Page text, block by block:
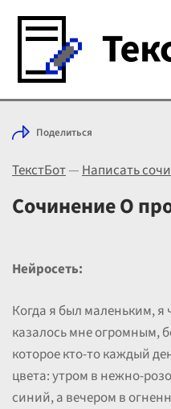
Войти с Telegram
Выбрать режим
Цены
Поделиться
ТекстБот—Написать
Сочинение О
Нейросеть:
Когда я был маленьким, я
казалось мне огромным,
которое кто-то каждый
цвета: утром в нежно-
синий, а вечером в